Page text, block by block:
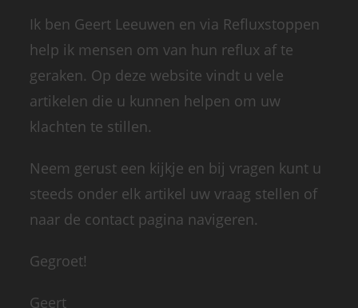
Ik ben Geert Leeuwen en via Refluxstoppen
help ik mensen om van hun reflux af te
geraken. Op deze website vindt u vele
artikelen die u kunnen helpen om uw
klachten te stillen.
Neem gerust een kijkje en bij vragen kunt u
steeds onder elk artikel uw vraag stellen of
naar de contact pagina navigeren.
Gegroet!
Geert